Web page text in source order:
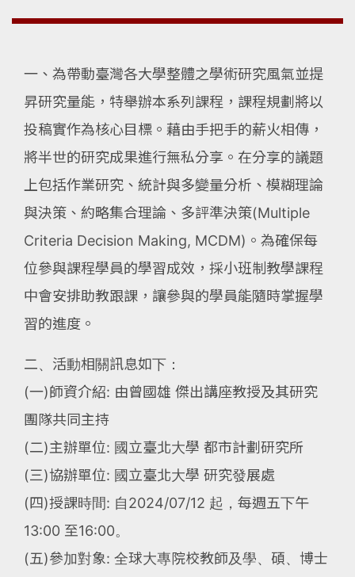
一、為帶動臺灣各大學整體之學術研究風氣並提
昇研究量能，特舉辦本系列課程，課程規劃將以
投稿實作為核心目標。藉由手把手的薪火相傳，
將半世的研究成果進行無私分享。在分享的議題
上包括作業研究、統計與多變量分析、模糊理論
與決策、約略集合理論、多評準決策(Multiple
Criteria Decision Making, MCDM)。為確保每
位參與課程學員的學習成效，採小班制教學課程
中會安排助教跟課，讓參與的學員能隨時掌握學
習的進度。
二、活動相關訊息如下：
(一)師資介紹: 由曾國雄 傑出講座教授及其研究
團隊共同主持
(二)主辦單位: 國立臺北大學 都市計劃研究所
(三)協辦單位: 國立臺北大學 研究發展處
(四)授課時間: 自2024/07/12 起，每週五下午
13:00 至16:00。
(五)參加對象: 全球大專院校教師及學、碩、博士